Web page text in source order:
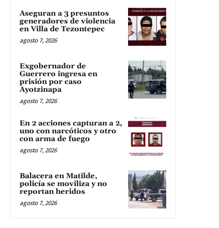
Aseguran a 3 presuntos
generadores de violencia
en Villa de Tezontepec
agosto 7, 2026
Exgobernador de
Guerrero ingresa en
prisión por caso
Ayotzinapa
agosto 7, 2026
En 2 acciones capturan a 2,
uno con narcóticos y otro
con arma de fuego
agosto 7, 2026
Balacera en Matilde,
policía se moviliza y no
reportan heridos
agosto 7, 2026